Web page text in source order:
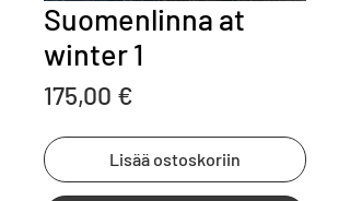
Suomenlinna at
winter 1
175,00 €
Lisää ostoskoriin